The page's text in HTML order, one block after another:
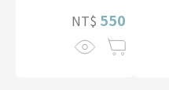
NT$ 550